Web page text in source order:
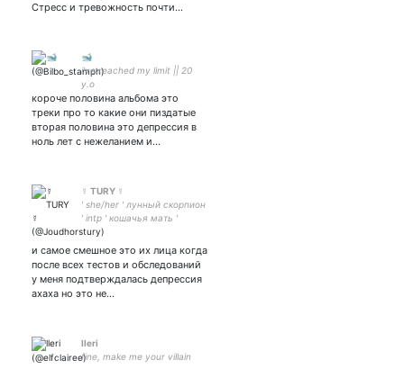
Стресс и тревожность почти…
🐋
i've reached my limit || 20
у.о
короче половина альбома это
треки про то какие они пиздатые
вторая половина это депрессия в
ноль лет с нежеланием и…
☿ TURY ☿
' she/her ' лунный скорпион
' intp ' кошачья мать '
крыса ' тревожно-
расстройство ' цундере '
геншин '
и самое смешное это их лица когда
после всех тестов и обследований
у меня подтверждалась депрессия
ахаха но это не…
lleri
fine, make me your villain